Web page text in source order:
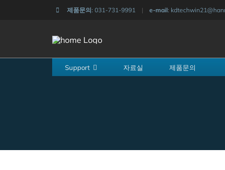
로
제품문의: 031-731-9991 | e-mail:
Support 자료실 제품문의